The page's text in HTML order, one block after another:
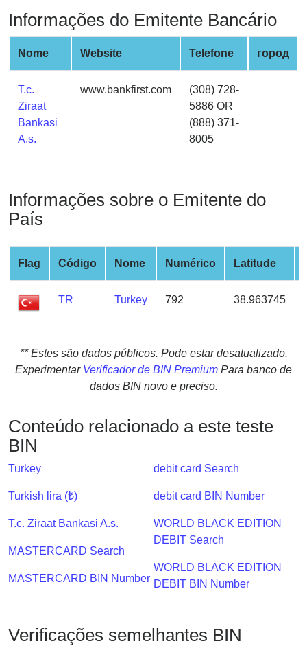
Generate
Credit
Card
from
BIN
Credit
Card
Checker
What
is
IP
Address
?
IP
IP
BIN
Checker
Informações do Emitente Bancário
Nome Website Telefone город
T.c.
Ziraat
Bankasi
A.s.
www.bankfirst.com
(308) 728-
5886 OR
(888) 371-
8005
Informações sobre o Emitente do
País
Flag Código Nome Numérico Latitude
TR Turkey 792 38.963745
** Estes são dados públicos. Pode estar desatualizado.
Experimentar Verificador de BIN Premium Para banco de
dados BIN novo e preciso.
Conteúdo relacionado a este teste
BIN
Turkey
Turkish lira (₺)
T.c. Ziraat Bankasi A.s.
MASTERCARD Search
MASTERCARD BIN Number
debit card Search
debit card BIN Number
WORLD BLACK EDITION
DEBIT Search
WORLD BLACK EDITION
DEBIT BIN Number
Verificações semelhantes BIN